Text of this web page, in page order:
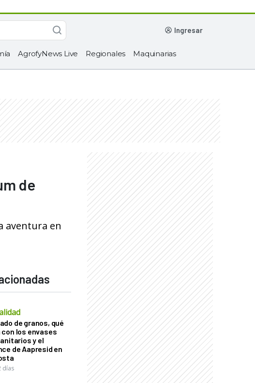
ingresar
AgrofyNews Live Regionales Maquinarias
de
aventura en
de granos, qué
con los envases
y el
de Aapresid en
días